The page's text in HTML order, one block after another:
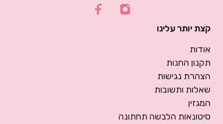
קצת יותר עלינו
אודות
תקנון החנות
הצהרת נגישות
שאלות ותשובות
המגזין
סיטונאות הלבשה תחתונה